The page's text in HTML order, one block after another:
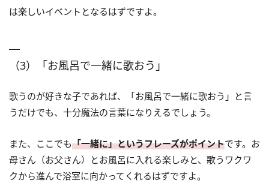
は楽しいイベントとなるはずですよ。
（3）「お風呂で一緒に歌おう」
歌うのが好きな子であれば、「お風呂で一緒に歌おう」と言
うだけでも、十分魔法の言葉になりえるでしょう。
また、ここでも「一緒に」というフレーズがポイントです。お
母さん（お父さん）とお風呂に入れる楽しみと、歌うワクワ
クから進んで浴室に向かってくれるはずですよ。